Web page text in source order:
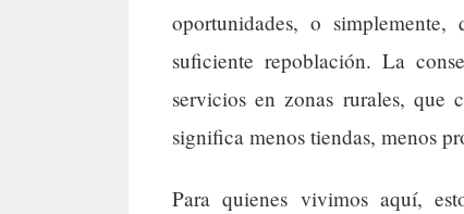
oportunidades, o
suficiente repoblación. La
servicios en zonas rurales, que
significa menos tiendas, menos
Para quienes vivimos aquí,